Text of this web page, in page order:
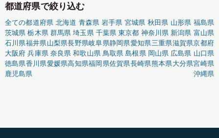
都道府県で絞り込む
全ての都道府県 北海道 青森県 岩手県 宮城県 秋田県 山形県 福島県
茨城県 栃木県 群馬県 埼玉県 千葉県 東京都 神奈川県 新潟県 富山県
石川県福井県山梨県長野県岐阜県静岡県愛知県三重県滋賀県京都府
大阪府 兵庫県 奈良県 和歌山県 鳥取県 島根県 岡山県 広島県 山口県
徳島県香川県愛媛県高知県福岡県佐賀県長崎県熊本県大分県宮崎県
鹿児島県
沖縄県